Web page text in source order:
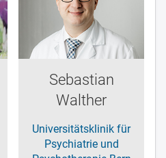
Sebastian
Walther
Universitätsklinik für
Psychiatrie und